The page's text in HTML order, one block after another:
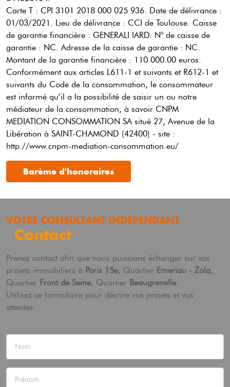
Carte T : CPI 3101 2018 000 025 936. Date de délivrance :
01/03/2021. Lieu de délivrance : CCI de Toulouse. Caisse
de garantie financière : GENERALI IARD. N° de caisse de
garantie : NC. Adresse de la caisse de garantie : NC.
Montant de la garantie financière : 110 000.00 euros.
Conformément aux articles L611-1 et suivants et R612-1 et
suivants du Code de la consommation, le consommateur
est informé qu’il a la possibilité de saisir un ou notre
médiateur de la consommation, à savoir CNPM
MEDIATION CONSOMMATION SA situé 27, Avenue de la
Libération à SAINT-CHAMOND (42400) - site :
http://www.cnpm-mediation-consommation.eu/
Barème d'honoraires
VOTRE CONSULTANT INDÉPENDANT
Contact
Prenez contact afin que nous puissions échanger sur vos
projets immobiliers à Paris 15e, Quartier Emeriau - Zola,
Quartier Front de Seine, Quartier Beaugrenelle.
Utilisez ce formulaire pour décrire vos projets et vos
attentes.